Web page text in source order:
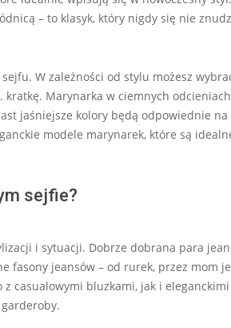
– to klasyk, który nigdy się nie
W zależności od stylu możesz
Marynarka w ciemnych
jaśniejsze kolory będą odpowiednie
modele marynarek, które są
sejfie?
i sytuacji. Dobrze dobrana para
fasony jeansów – od rurek, przez mom
z casualowymi bluzkami, jak i